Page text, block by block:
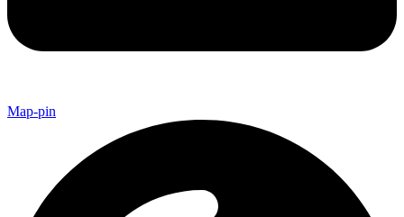
Map-pin